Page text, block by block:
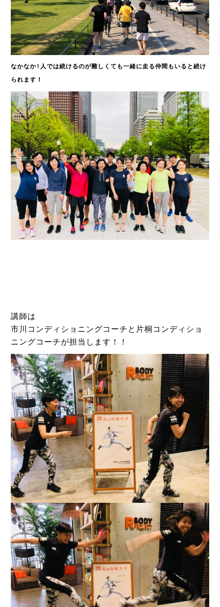
なかなか1人では続けるのが難しくても一緒に走る仲間もいると続け
られます！
講師は
市川コンディショニングコーチと片桐コンディショ
ニングコーチが担当します！！